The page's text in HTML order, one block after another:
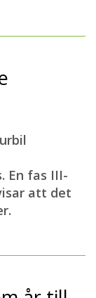
En fas III-
att det